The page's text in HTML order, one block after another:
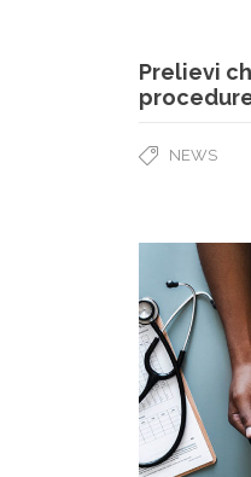
Prelievi
NEWS